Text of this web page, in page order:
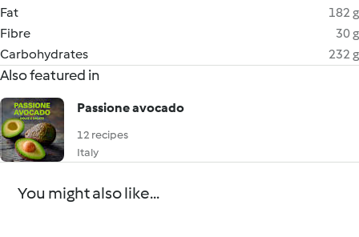
Fat
182 g
Fibre
30 g
Carbohydrates
232 g
Also featured in
Passione avocado
12 recipes
Italy
You might also like...